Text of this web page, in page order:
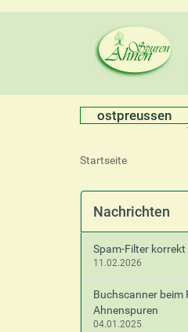
ostpreussen
S
e
Startseite
Nachrichten
Spam-Filter korrekt
11.02.2026
Buchscanner beim
Ahnenspuren
04.01.2025